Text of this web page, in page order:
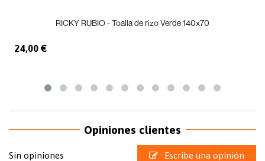
RICKY RUBIO - Toalla de rizo Verde 140x70
24,00 €
Opiniones clientes
Sin opiniones Escribe una opinión